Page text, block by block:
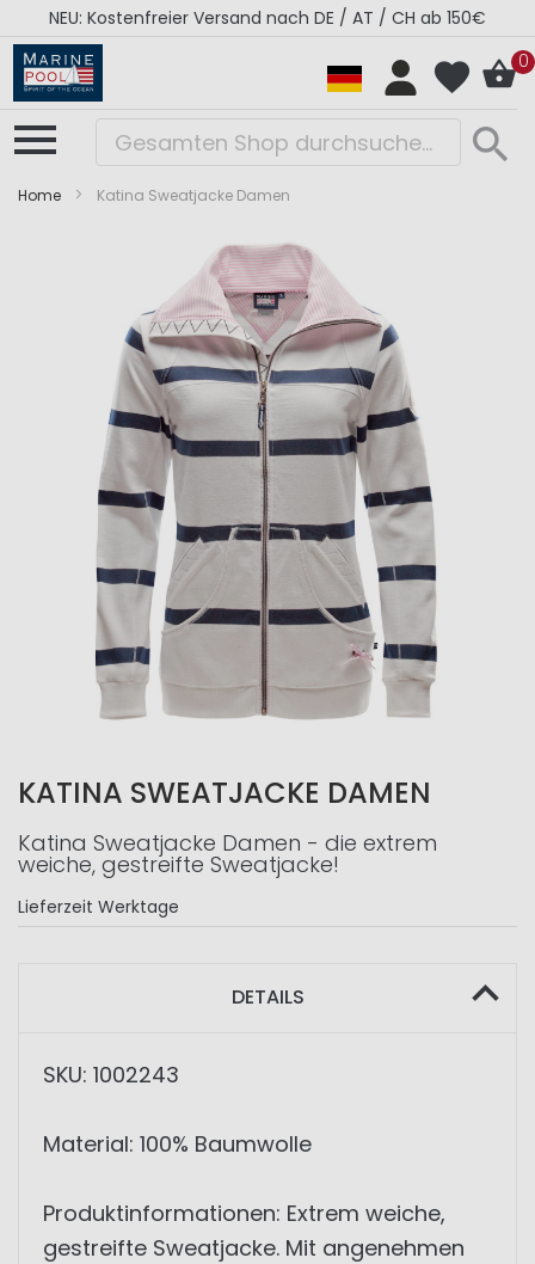
NEU: Kostenfreier Versand nach DE / AT / CH ab 150€
0
Home Katina Sweatjacke Damen
Bildergalerie
Bildergalerie
KATINA SWEATJACKE DAMEN
Katina Sweatjacke Damen - die extrem
weiche, gestreifte Sweatjacke!
Lieferzeit Werktage
DETAILS
SKU: 1002243
Material: 100% Baumwolle
Produktinformationen: Extrem weiche,
gestreifte Sweatjacke. Mit angenehmen